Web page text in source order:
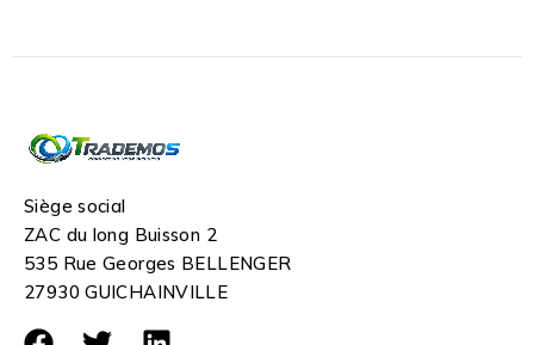
Siège social
ZAC du long Buisson 2
535 Rue Georges BELLENGER
27930 GUICHAINVILLE